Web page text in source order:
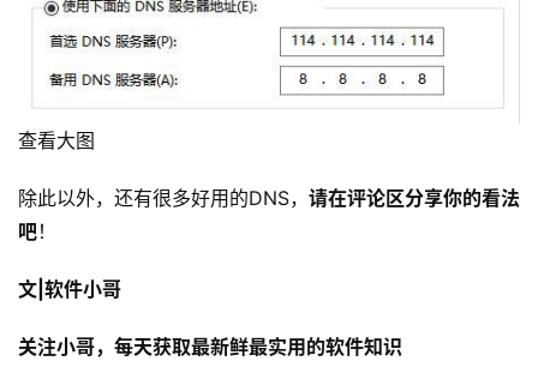
查看大图
除此以外，还有很多好用的DNS， 请在评论区分享你的看法
吧！
文|软件小哥
关注小哥，每天获取最新鲜最实用的软件知识